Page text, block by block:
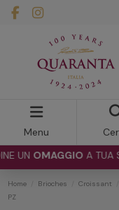
Menu
OMAGGIOA TUA
Home Brioches Croissant
PZ